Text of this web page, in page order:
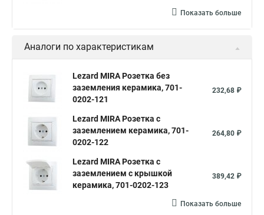
Показать больше
Аналоги по характеристикам
Lezard MIRA Розетка без
заземления керамика, 701-
0202-121
232,68 ₽
Lezard MIRA Розетка с
заземлением керамика, 701-
0202-122
264,80 ₽
Lezard MIRA Розетка с
заземлением с крышкой
керамика, 701-0202-123
389,42 ₽
Показать больше